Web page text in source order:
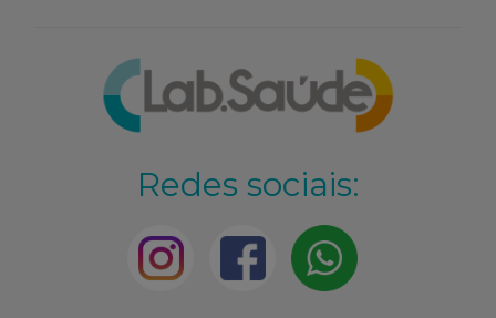
Redes sociais: